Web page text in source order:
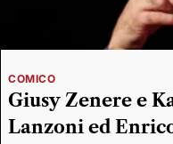
COMICO
Giusy Zenere e
Lanzoni ed